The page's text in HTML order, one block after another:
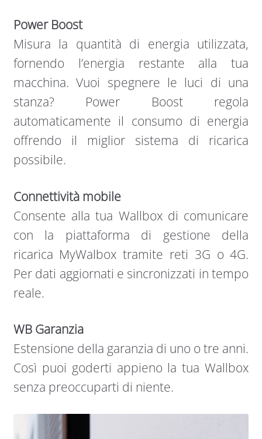
Power Boost
Misura la quantità di energia utilizzata,
fornendo l’energia restante alla tua
macchina. Vuoi spegnere le luci di una
stanza? Power Boost regola
automaticamente il consumo di energia
offrendo il miglior sistema di ricarica
possibile.
Connettività mobile
Consente alla tua Wallbox di comunicare
con la piattaforma di gestione della
ricarica MyWalbox tramite reti 3G o 4G.
Per dati aggiornati e sincronizzati in tempo
reale.
WB Garanzia
Estensione della garanzia di uno o tre anni.
Così puoi goderti appieno la tua Wallbox
senza preoccuparti di niente.